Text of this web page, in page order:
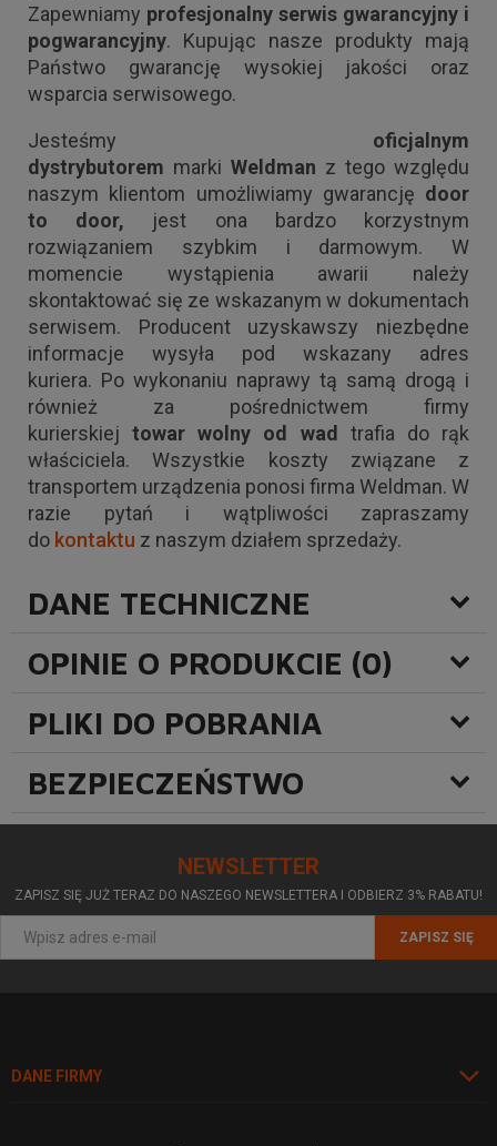
Zapewniamy profesjonalny serwis gwarancyjny i
pogwarancyjny. Kupując nasze produkty mają
Państwo gwarancję wysokiej jakości oraz
wsparcia serwisowego.
Jesteśmy oficjalnym
dystrybutorem marki Weldman z tego względu
naszym klientom umożliwiamy gwarancję door
to door, jest ona bardzo korzystnym
rozwiązaniem szybkim i darmowym. W
momencie wystąpienia awarii należy
skontaktować się ze wskazanym w dokumentach
serwisem. Producent uzyskawszy niezbędne
informacje wysyła pod wskazany adres
kuriera. Po wykonaniu naprawy tą samą drogą i
również za pośrednictwem firmy
kurierskiejtowar wolny od wad trafia do rąk
właściciela. Wszystkie koszty związane z
transportem urządzenia ponosi firma Weldman. W
razie pytań i wątpliwości zapraszamy
do kontaktu z naszym działem sprzedaży.
DANE TECHNICZNE
OPINIE O PRODUKCIE (0)
PLIKI DO POBRANIA
BEZPIECZEŃSTWO
NEWSLETTER
ZAPISZ SIĘ JUŻ TERAZ DO NASZEGO NEWSLETTERA I ODBIERZ 3% RABATU!
ZAPISZ SIĘ
DANE FIRMY